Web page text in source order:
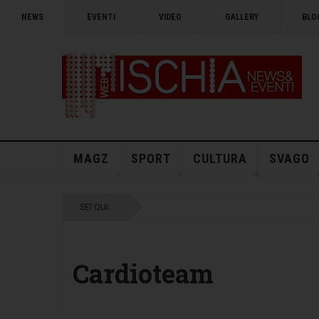
NEWS EVENTI VIDEO GALLERY
MAGZ SPORT CULTURA SVAGO
SEI QUI:
Cardioteam